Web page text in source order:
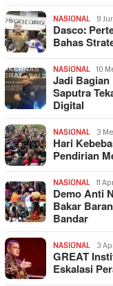
NASIONAL 9
Dasco:
Bahas
NASIONAL 10
Jadi
Saputra
Digital
NASIONAL 3
Hari
Pendirian
NASIONAL 11
Demo Anti
Bakar
Bandar
NASIONAL 3
GREAT
Eskalasi